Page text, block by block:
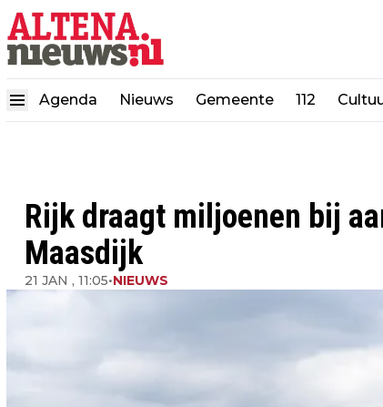
Agenda Nieuws Gemeente 112
Rijk draagt miljoenen bij
Maasdijk
21 JAN , 11:05•NIEUWS